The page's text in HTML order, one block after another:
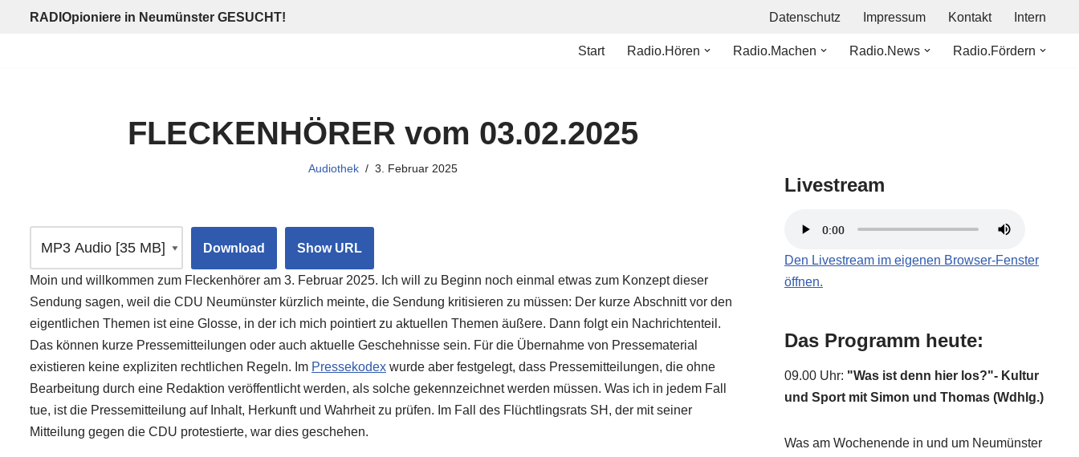
RADIOpioniere in Neumünster GESUCHT! Datenschutz Impressum Kontakt Intern
Start Radio.Hören Radio.Machen Radio.News Radio.Fördern
FLECKENHÖRER vom 03.02.2025
Audiothek 3. Februar 2025
Download Show URL
Moin und willkommen zum Fleckenhörer am 3. Februar 2025. Ich will zu Beginn noch einmal etwas zum Konzept dieser
Sendung sagen, weil die CDU Neumünster kürzlich meinte, die Sendung kritisieren zu müssen: Der kurze Abschnitt vor den
eigentlichen Themen ist eine Glosse, in der ich mich pointiert zu aktuellen Themen äußere. Dann folgt ein Nachrichtenteil.
Das können kurze Pressemitteilungen oder auch aktuelle Geschehnisse sein. Für die Übernahme von Pressematerial
existieren keine expliziten rechtlichen Regeln. Im Pressekodex wurde aber festgelegt, dass Pressemitteilungen, die ohne
Bearbeitung durch eine Redaktion veröffentlicht werden, als solche gekennzeichnet werden müssen. Was ich in jedem Fall
tue, ist die Pressemitteilung auf Inhalt, Herkunft und Wahrheit zu prüfen. Im Fall des Flüchtlingsrats SH, der mit seiner
Mitteilung gegen die CDU protestierte, war dies geschehen.
Livestream
Den Livestream im eigenen Browser-Fenster
öffnen.
Das Programm heute:
09.00 Uhr: "Was ist denn hier los?"- Kultur
und Sport mit Simon und Thomas (Wdhlg.)
Was am Wochenende in und um Neumünster